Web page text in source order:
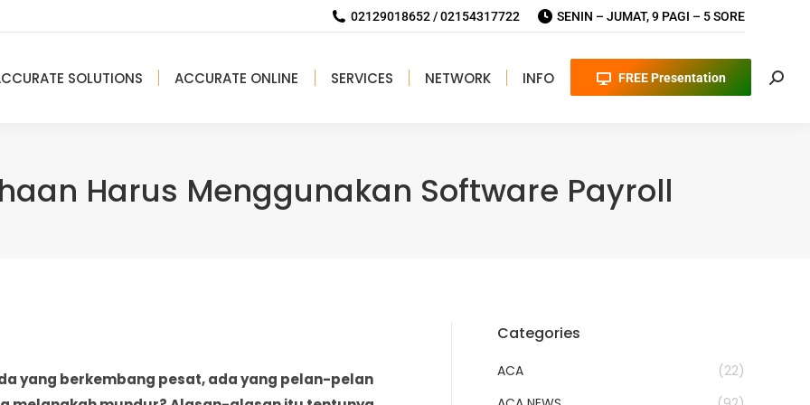
02129018652 / 02154317722 SENIN – JUMAT, 9 PAGI – 5 SORE
SOLUTIONS ACCURATE ONLINE SERVICES NETWORK INFO FREE Presentation
Harus Menggunakan Software Payroll
yang berkembang pesat, ada yang pelan-pelan
Categories
ACA
(22)